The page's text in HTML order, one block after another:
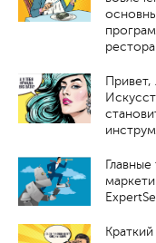
Привет,